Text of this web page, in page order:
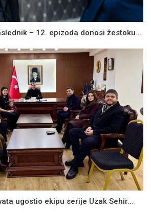
– 12. epizoda donosi žestoku...
ugostio ekipu serije Uzak Sehir...